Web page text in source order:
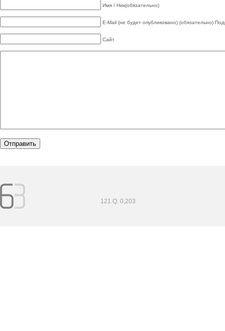
Имя / Ник(обязательно)
E-Mail (не будет опубликовано) (обязательно)
Сайт
121 Q. 0,203